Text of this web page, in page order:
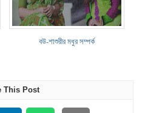
বউ-শাশুরীর মধুর সম্পর্ক
This Post